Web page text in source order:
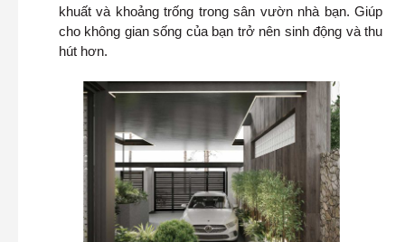
khuất và khoảng trống trong sân vườn nhà bạn. Giúp
cho không gian sống của bạn trở nên sinh động và thu
hút hơn.